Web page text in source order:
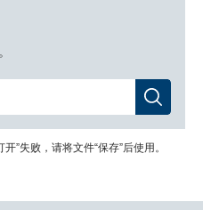
”失败，请将文件“保存”后使用。